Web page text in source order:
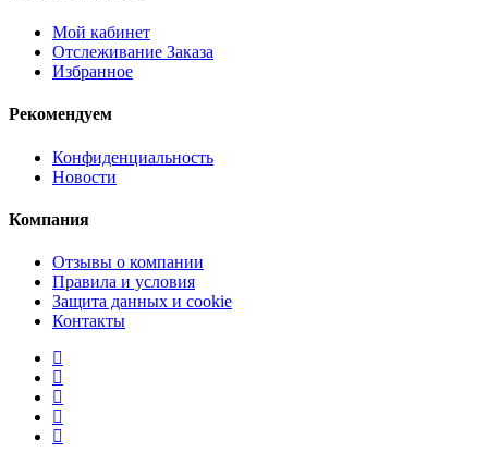
Мой кабинет
Отслеживание Заказа
Избранное
Рекомендуем
Конфиденциальность
Новости
Компания
Отзывы о компании
Правила и условия
Защита данных и cookie
Контакты